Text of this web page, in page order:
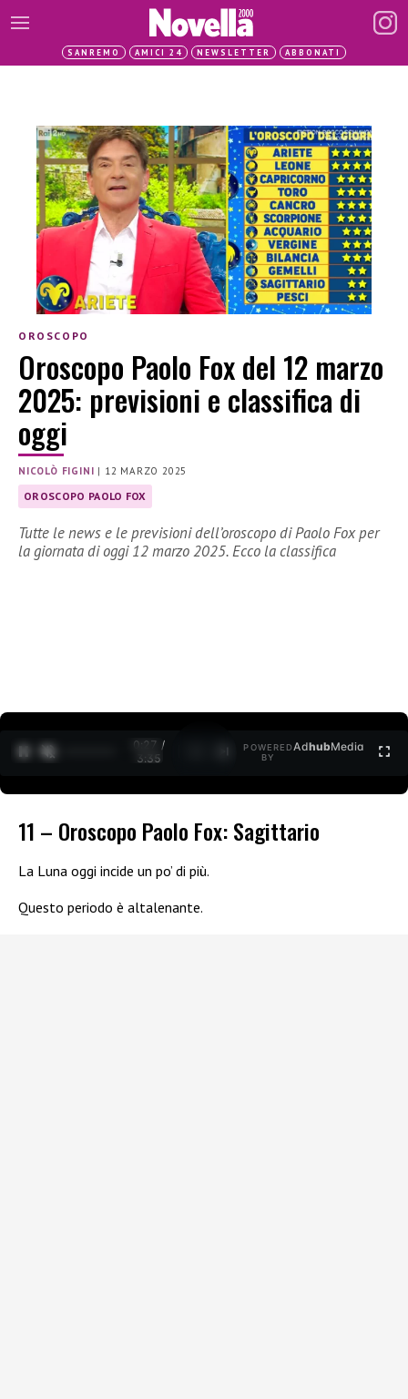
SANREMO AMICI 24 NEWSLETTER ABBONATI
OROSCOPO
Oroscopo Paolo Fox del 12 marzo
2025: previsioni e classifica di
oggi
NICOLÒ FIGINI | 12 MARZO 2025
OROSCOPO PAOLO FOX
Tutte le news e le previsioni dell’oroscopo di Paolo Fox per
la giornata di oggi 12 marzo 2025. Ecco la classifica
0:27 /
3:35
POWERED
BY
AdhubMedia
11 – Oroscopo Paolo Fox: Sagittario
La Luna oggi incide un po’ di più.
Questo periodo è altalenante.